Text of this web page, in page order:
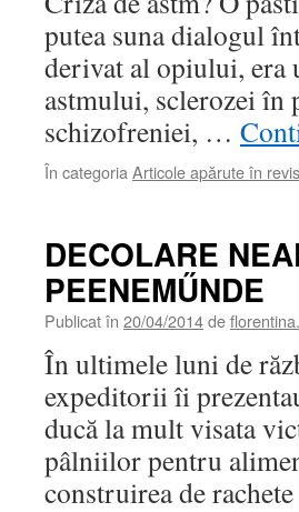
putea suna dialogul
derivat al opiului, era
astmului, sclerozei în
schizofreniei, …
În categoria Articole apărute în
DECOLARE
PEENEMŰNDE
Publicat în 20/04/2014de
În ultimele luni de
expeditorii îi
ducă la mult visata
pâlniilor pentru
construirea de